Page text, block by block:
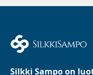
Silkki Sampo on